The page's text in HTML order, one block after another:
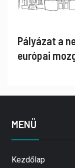
Pályázat a
európai
MENÜ
Kezdőlap